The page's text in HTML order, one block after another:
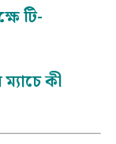
টি-
কী